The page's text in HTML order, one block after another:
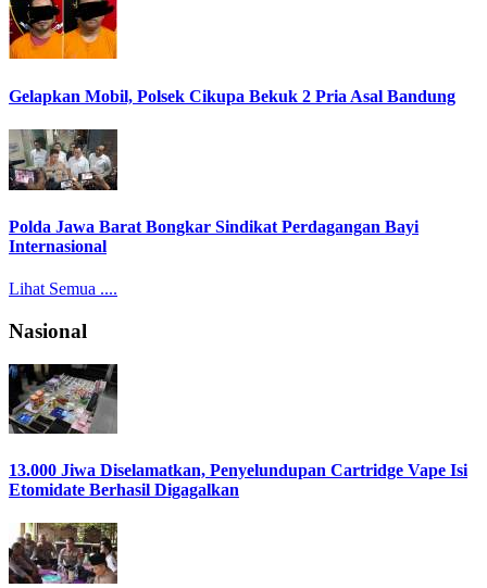
Gelapkan Mobil, Polsek Cikupa Bekuk 2 Pria Asal Bandung
Polda Jawa Barat Bongkar Sindikat Perdagangan Bayi
Internasional
Lihat Semua ....
Nasional
13.000 Jiwa Diselamatkan, Penyelundupan Cartridge Vape Isi
Etomidate Berhasil Digagalkan